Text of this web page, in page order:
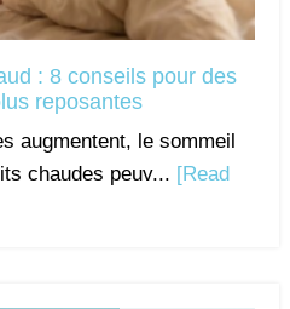
: 8 conseils pour des
reposantes
augmentent, le sommeil
chaudes peuv... [Read